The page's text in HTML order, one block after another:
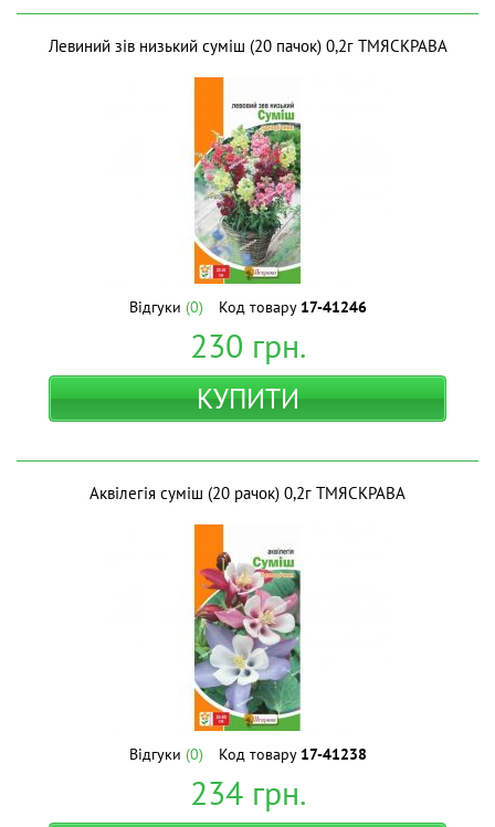
Левиний зів низький суміш (20 пачок) 0,2г ТМЯСКРАВА
Відгуки (0) Код товару 17-41246
230 грн.
КУПИТИ
Аквілегія суміш (20 рачок) 0,2г ТМЯСКРАВА
Відгуки (0) Код товару 17-41238
234грн.